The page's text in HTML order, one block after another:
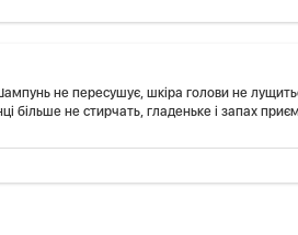
не пересушує, шкіра голови не
більше не стирчать, гладеньке і запах